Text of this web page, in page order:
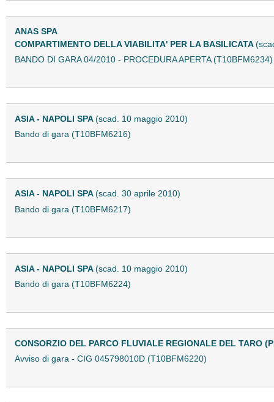
ANAS SPA
COMPARTIMENTO DELLA VIABILITA' PER LA BASILICATA
BANDO DI GARA 04/2010 - PROCEDURA APERTA (T10BFM6234)
ASIA - NAPOLI SPA(scad. 10 maggio 2010)
Bando di gara (T10BFM6216)
ASIA - NAPOLI SPA(scad. 30 aprile 2010)
Bando di gara (T10BFM6217)
ASIA - NAPOLI SPA(scad. 10 maggio 2010)
Bando di gara (T10BFM6224)
CONSORZIO DEL PARCO FLUVIALE REGIONALE DEL TARO
Avviso di gara - CIG 045798010D (T10BFM6220)